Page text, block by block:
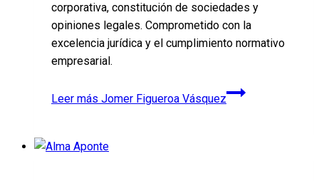
corporativa, constitución de sociedades y
opiniones legales. Comprometido con la
excelencia jurídica y el cumplimiento normativo
empresarial.
Leer más Jomer Figueroa Vásquez